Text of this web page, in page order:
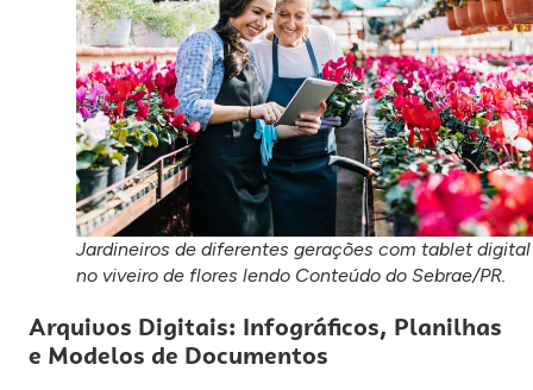
Jardineiros de diferentes gerações com tablet digital
no viveiro de flores lendo Conteúdo do Sebrae/PR.
Arquivos Digitais: Infográficos, Planilhas
e Modelos de Documentos